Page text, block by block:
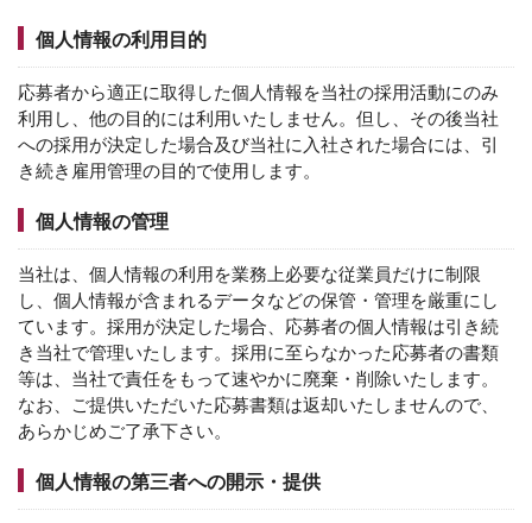
個人情報の利用目的
応募者から適正に取得した個人情報を当社の採用活動にのみ
利用し、他の目的には利用いたしません。但し、その後当社
への採用が決定した場合及び当社に入社された場合には、引
き続き雇用管理の目的で使用します。
個人情報の管理
当社は、個人情報の利用を業務上必要な従業員だけに制限
し、個人情報が含まれるデータなどの保管・管理を厳重にし
ています。採用が決定した場合、応募者の個人情報は引き続
き当社で管理いたします。採用に至らなかった応募者の書類
等は、当社で責任をもって速やかに廃棄・削除いたします。
なお、ご提供いただいた応募書類は返却いたしませんので、
あらかじめご了承下さい。
個人情報の第三者への開示・提供